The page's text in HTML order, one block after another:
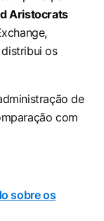
Aristocrats
os
de
com
sobre os